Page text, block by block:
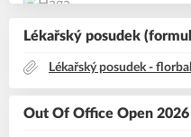
Lékařský posudek
Lékařský posudek - florbal
Out Of Office Open 2026